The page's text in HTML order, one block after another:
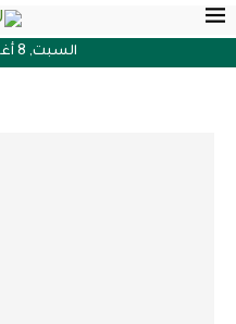
السبت, 8 أغسطس , 2026